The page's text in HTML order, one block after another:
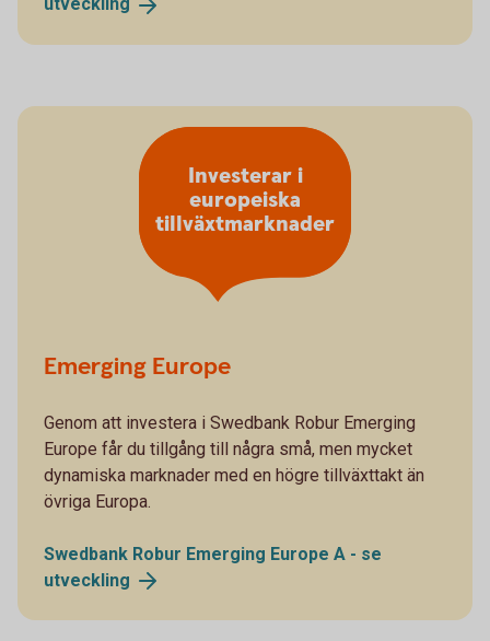
Emerging Europe
Genom att investera i Swedbank Robur Emerging
Europe får du tillgång till några små, men mycket
dynamiska marknader med en högre tillväxttakt än
övriga Europa.
Swedbank Robur Emerging Europe A - se
utveckling
Investerar i
europeiska
tillväxtmarknader